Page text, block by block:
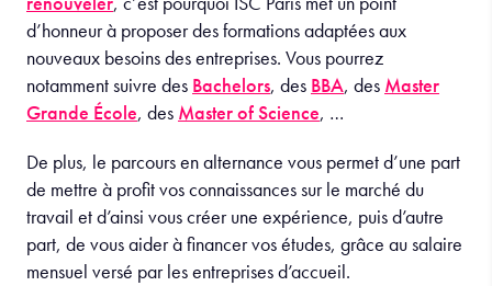
d’honneur à proposer des formations adaptées aux
nouveaux besoins des entreprises. Vous pourrez
notamment suivre des Bachelors, des BBA, des Master
Grande École, des Master of Science, …
De plus, le parcours en alternance vous permet d’une part
de mettre à profit vos connaissances sur le marché du
travail et d’ainsi vouscréer une expérience, puis d’autre
part, de vous aider à financer vos études, grâce au salaire
mensuel versé par les entreprises d’accueil.